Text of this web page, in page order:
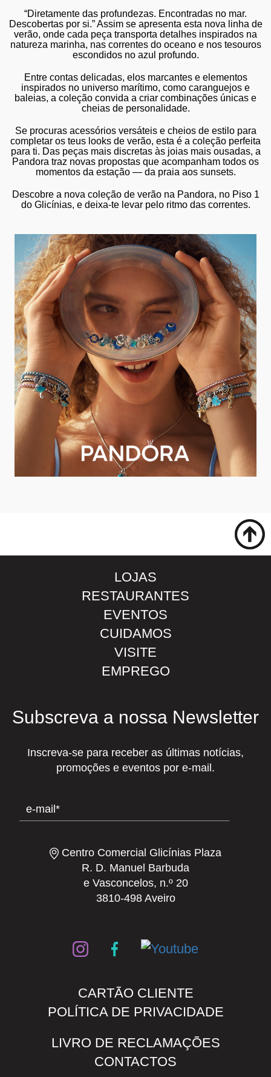
“Diretamente das profundezas. Encontradas no mar.
Descobertas por si.”Assim se apresenta esta nova linha de
verão, onde cada peça transporta detalhes inspirados na
natureza marinha, nas correntes do oceano e nos tesouros
escondidos no azul profundo.
Entre contas delicadas, elos marcantes e elementos
inspirados no universo marítimo, como caranguejos e
baleias, a coleção convida a criar combinações únicas e
cheias de personalidade.
Se procuras acessórios versáteis e cheios de estilo para
completar os teus looks de verão, esta é a coleção perfeita
para ti. Das peças mais discretas às joias mais ousadas, a
Pandora traz novas propostas que acompanham todos os
momentos da estação — da praia aos sunsets.
Descobre a nova coleção de verão na Pandora, no Piso 1
do Glicínias, e deixa-te levar pelo ritmo das correntes.
LOJAS
RESTAURANTES
EVENTOS
CUIDAMOS
VISITE
EMPREGO
Subscreva a nossa Newsletter
Inscreva-se para receber as últimas notícias,
promoções e eventos por e-mail.
Centro Comercial Glicínias Plaza
R. D. Manuel Barbuda
e Vasconcelos, n.º 20
3810-498 Aveiro
CARTÃO CLIENTE
POLÍTICA DE PRIVACIDADE
LIVRO DE RECLAMAÇÕES
CONTACTOS